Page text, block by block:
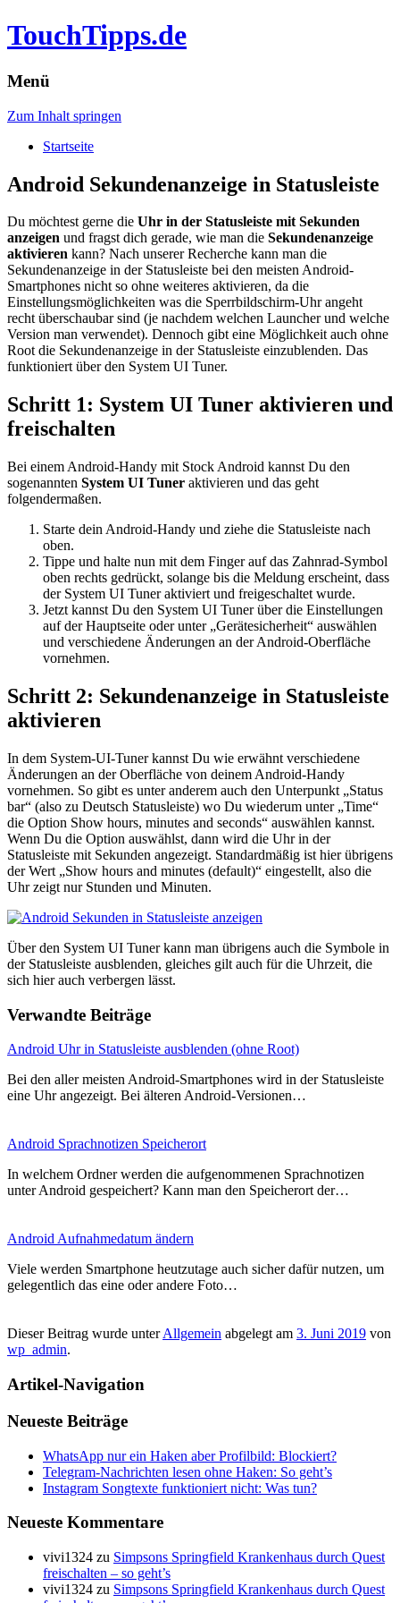
TouchTipps.de
Menü
Zum Inhalt springen
Startseite
Android Sekundenanzeige in Statusleiste
Du möchtest gerne die Uhr in der Statusleiste mit Sekunden
anzeigen und fragst dich gerade, wie man die Sekundenanzeige
aktivieren kann? Nach unserer Recherche kann man die
Sekundenanzeige in der Statusleiste bei den meisten Android-
Smartphones nicht so ohne weiteres aktivieren, da die
Einstellungsmöglichkeiten was die Sperrbildschirm-Uhr angeht
recht überschaubar sind (je nachdem welchen Launcher und welche
Version man verwendet). Dennoch gibt eine Möglichkeit auch ohne
Root die Sekundenanzeige in der Statusleiste einzublenden. Das
funktioniert über den System UI Tuner.
Schritt 1: System UI Tuner aktivieren und
freischalten
Bei einem Android-Handy mit Stock Android kannst Du den
sogenannten System UI Tuner aktivieren und das geht
folgendermaßen.
Starte dein Android-Handy und ziehe die Statusleiste nach
oben.
Tippe und halte nun mit dem Finger auf das Zahnrad-Symbol
oben rechts gedrückt, solange bis die Meldung erscheint, dass
der System UI Tuner aktiviert und freigeschaltet wurde.
Jetzt kannst Du den System UI Tuner über die Einstellungen
auf der Hauptseite oder unter „Gerätesicherheit“ auswählen
und verschiedene Änderungen an der Android-Oberfläche
vornehmen.
Schritt 2: Sekundenanzeige in Statusleiste
aktivieren
In dem System-UI-Tuner kannst Du wie erwähnt verschiedene
Änderungen an der Oberfläche von deinem Android-Handy
vornehmen. So gibt es unter anderem auch den Unterpunkt „Status
bar“ (also zu Deutsch Statusleiste) wo Du wiederum unter „Time“
die Option Show hours, minutes and seconds“ auswählen kannst.
Wenn Du die Option auswählst, dann wird die Uhr in der
Statusleiste mit Sekunden angezeigt. Standardmäßig ist hier übrigens
der Wert „Show hours and minutes (default)“ eingestellt, also die
Uhr zeigt nur Stunden und Minuten.
Über den System UI Tuner kann man übrigens auch die Symbole in
der Statusleiste ausblenden, gleiches gilt auch für die Uhrzeit, die
sich hier auch verbergen lässt.
Verwandte Beiträge
Android Uhr in Statusleiste ausblenden (ohne Root)
Bei den aller meisten Android-Smartphones wird in der Statusleiste
eine Uhr angezeigt. Bei älteren Android-Versionen…
Android Sprachnotizen Speicherort
In welchem Ordner werden die aufgenommenen Sprachnotizen
unter Android gespeichert? Kann man den Speicherort der…
Android Aufnahmedatum ändern
Viele werden Smartphone heutzutage auch sicher dafür nutzen, um
gelegentlich das eine oder andere Foto…
Dieser Beitrag wurde unterAllgemein abgelegt am 3. Juni 2019 von
wp_admin.
Artikel-Navigation
Neueste Beiträge
WhatsApp nur ein Haken aber Profilbild: Blockiert?
Telegram-Nachrichten lesen ohne Haken: So geht’s
Instagram Songtexte funktioniert nicht: Was tun?
Neueste Kommentare
vivi1324 zu Simpsons Springfield Krankenhaus durch Quest
freischalten – so geht’s
vivi1324 zu Simpsons Springfield Krankenhaus durch Quest